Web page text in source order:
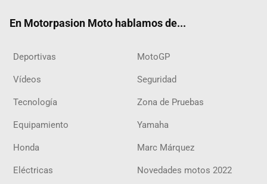
En Motorpasion Moto hablamos de...
Deportivas MotoGP
Vídeos Seguridad
Tecnología Zona de Pruebas
Equipamiento Yamaha
Honda Marc Márquez
Eléctricas Novedades motos 2022